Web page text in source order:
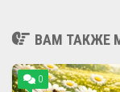
ВАМ ТАКЖЕ
0